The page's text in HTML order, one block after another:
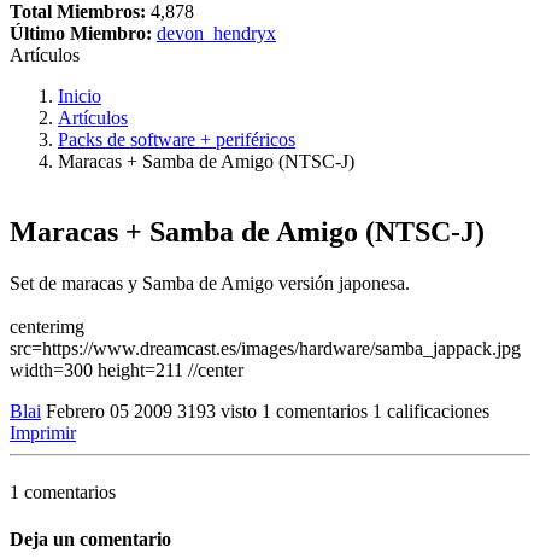
Total Miembros: 4,878
Último Miembro: devon_hendryx
Artículos
Inicio
Artículos
Packs de software + periféricos
Maracas + Samba de Amigo (NTSC-J)
Maracas + Samba de Amigo (NTSC-J)
Set de maracas y Samba de Amigo versión japonesa.
centerimg
src=https://www.dreamcast.es/images/hardware/samba_jappack.jpg
width=300 height=211 //center
Blai Febrero 05 2009 3193 visto 1 comentarios 1 calificaciones
Imprimir
1 comentarios
Deja un comentario